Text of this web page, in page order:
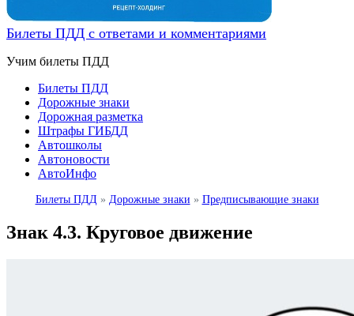
Билеты ПДД с ответами и комментариями
Учим билеты ПДД
Билеты ПДД
Дорожные знаки
Дорожная разметка
Штрафы ГИБДД
Автошколы
Автоновости
АвтоИнфо
Билеты ПДД » Дорожные знаки » Предписывающие знаки
Знак 4.3. Круговое движение